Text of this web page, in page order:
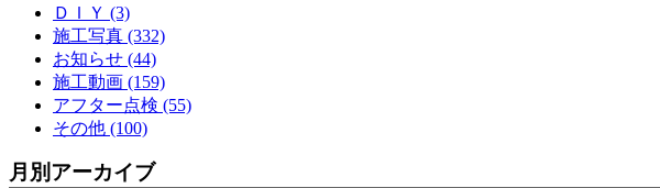
ＤＩＹ (3)
施工写真 (332)
お知らせ (44)
施工動画 (159)
アフター点検 (55)
その他 (100)
月別アーカイブ